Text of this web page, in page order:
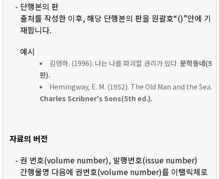
- 단행본의 판
출처를 작성한 이후, 해당 단행본의 판을 원괄호“()”안에 기
재합니다.
예시
김영하. (1996). 나는 나를 파괴할 권리가 있다. 문학동네(5
판).
Hemingway, E. M. (1952). The Old Man and the Sea.
Charles Scribner's Sons(5th ed.).
자료의 버전
- 권 번호(volume number), 발행번호(issue number)
간행물명 다음에 권번호(volume number)를 이탤릭체로